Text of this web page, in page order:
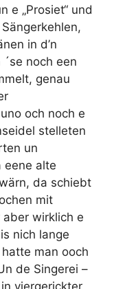
e „Prosiet“ und
in d’n
noch een
genau
och noch e
stelleten
un
eene alte
da schiebt
mit
aber wirklich e
nich lange
man ooch
de Singerei –
viergerickter